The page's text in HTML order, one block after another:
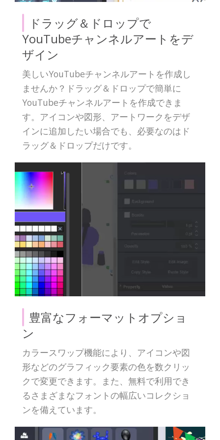
ドラッグ＆ドロップで
YouTubeチャンネルアートをデ
ザイン
美しいYouTubeチャンネルアートを作成し
ませんか？ドラッグ＆ドロップで簡単に
YouTubeチャンネルアートを作成できま
す。アイコンや図形、アートワークをデザ
インに追加したい場合でも、必要なのはド
ラッグ＆ドロップだけです。
豊富なフォーマットオプショ
ン
カラースワップ機能により、アイコンや図
形などのグラフィック要素の色を数クリッ
クで変更できます。また、無料で利用でき
るさまざまなフォントの幅広いコレクショ
ンを備えています。